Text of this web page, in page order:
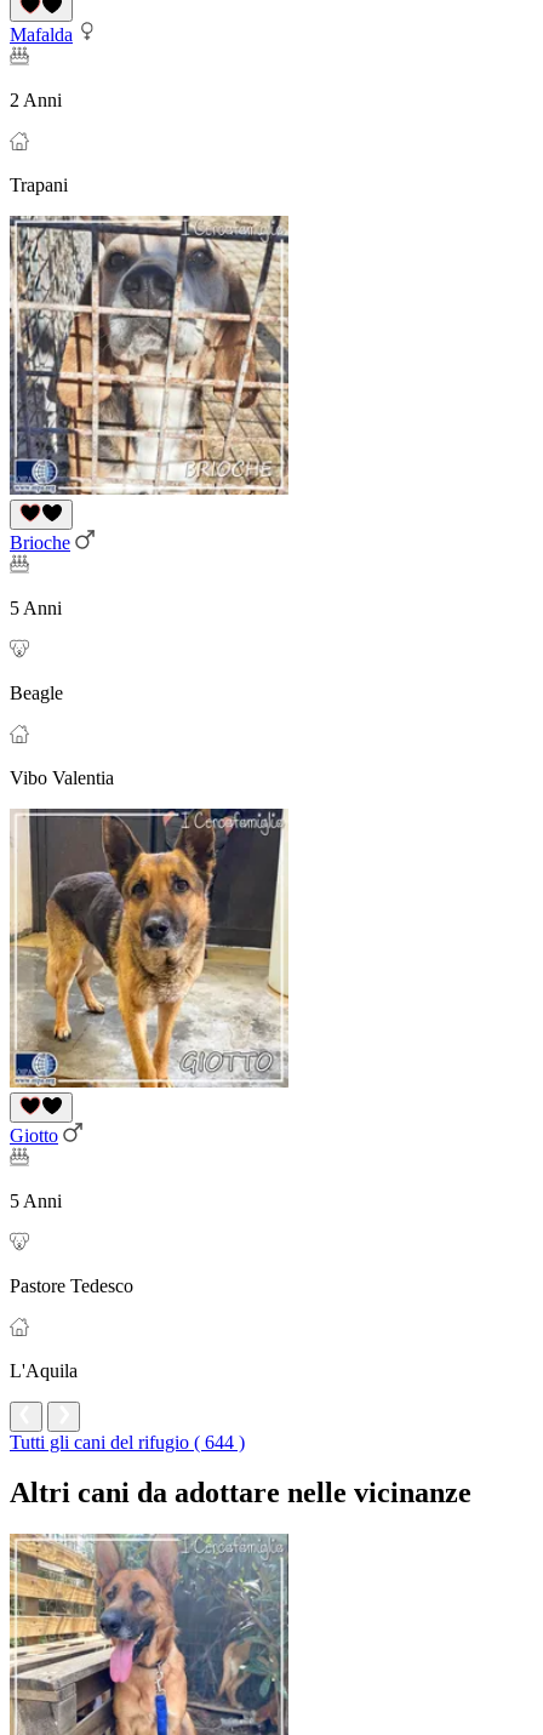
Mafalda
2 Anni
Trapani
Brioche
5 Anni
Beagle
Vibo Valentia
Giotto
5 Anni
Pastore Tedesco
L'Aquila
Tutti gli cani del rifugio ( 644 )
Altri cani da adottare nelle vicinanze